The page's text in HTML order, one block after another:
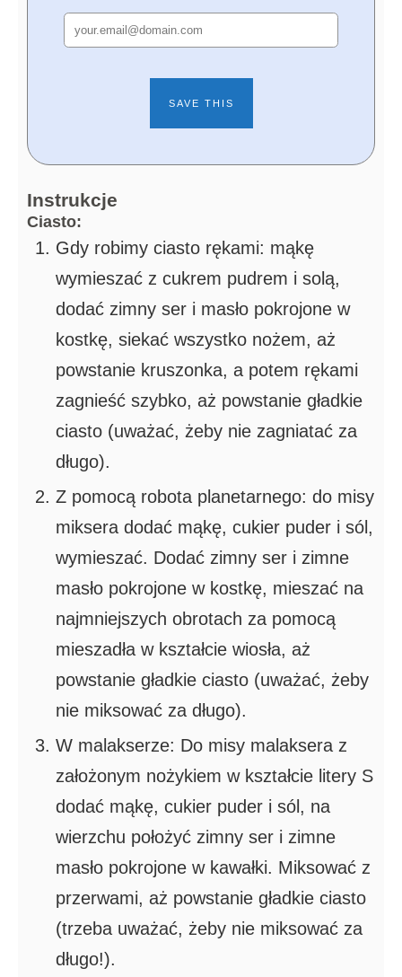
Instrukcje
Ciasto:
Gdy robimy ciasto rękami: mąkę
wymieszać z cukrem pudrem i solą,
dodać zimny ser i masło pokrojone w
kostkę, siekać wszystko nożem, aż
powstanie kruszonka, a potem rękami
zagnieść szybko, aż powstanie gładkie
ciasto (uważać, żeby nie zagniatać za
długo).
Z pomocą robota planetarnego: do misy
miksera dodać mąkę, cukier puder i sól,
wymieszać. Dodać zimny ser i zimne
masło pokrojone w kostkę, mieszać na
najmniejszych obrotach za pomocą
mieszadła w kształcie wiosła, aż
powstanie gładkie ciasto (uważać, żeby
nie miksować za długo).
W malakserze: Do misy malaksera z
założonym nożykiem w kształcie litery S
dodać mąkę, cukier puder i sól, na
wierzchu położyć zimny ser i zimne
masło pokrojone w kawałki. Miksować z
przerwami, aż powstanie gładkie ciasto
(trzeba uważać, żeby nie miksować za
długo!).